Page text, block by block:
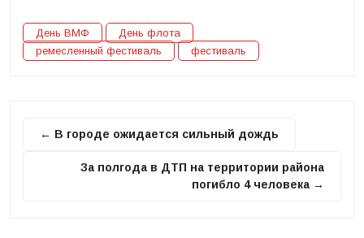
День ВМФ
День флота
ремесленный фестиваль
фестиваль
← В городе ожидается сильный дождь
За полгода в ДТП на территории района
погибло 4 человека →